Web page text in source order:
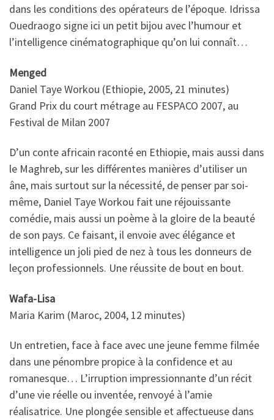
dans les conditions des opérateurs de l’époque. Idrissa
Ouedraogo signe ici un petit bijou avec l’humour et
l’intelligence cinématographique qu’on lui connaît…
Menged
Daniel Taye Workou (Ethiopie, 2005, 21 minutes)
Grand Prix du court métrage au FESPACO 2007, au
Festival de Milan 2007
D’un conte africain raconté en Ethiopie, mais aussi dans
le Maghreb, sur les différentes manières d’utiliser un
âne, mais surtout sur la nécessité, de penser par soi-
même, Daniel Taye Workou fait une réjouissante
comédie, mais aussi un poème à la gloire de la beauté
de son pays. Ce faisant, il envoie avec élégance et
intelligence un joli pied de nez à tous les donneurs de
leçon professionnels. Une réussite de bout en bout.
Wafa-Lisa
Maria Karim (Maroc, 2004, 12 minutes)
Un entretien, face à face avec une jeune femme filmée
dans une pénombre propice à la confidence et au
romanesque… L’irruption impressionnante d’un récit
d’une vie réelle ou inventée, renvoyé à l’amie
réalisatrice. Une plongée sensible et affectueuse dans